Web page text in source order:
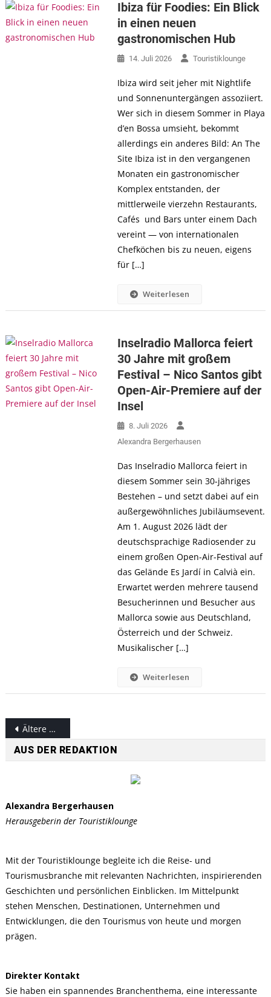
Ibiza für Foodies: Ein Blick
in einen neuen
gastronomischen Hub
14. Juli 2026 Touristiklounge
Ibiza wird seit jeher mit Nightlife
und Sonnenuntergängen assoziiert.
Wer sich in diesem Sommer in Playa
d’en Bossa umsieht, bekommt
allerdings ein anderes Bild: An The
Site Ibiza ist in den vergangenen
Monaten ein gastronomischer
Komplex entstanden, der
mittlerweile vierzehn Restaurants,
Cafés und Bars unter einem Dach
vereint — von internationalen
Chefköchen bis zu neuen, eigens
für […]
Weiterlesen
Inselradio Mallorca feiert
30 Jahre mit großem
Festival – Nico Santos gibt
Open-Air-Premiere auf der
Insel
8. Juli 2026
Alexandra Bergerhausen
Das Inselradio Mallorca feiert in
diesem Sommer sein 30-jähriges
Bestehen – und setzt dabei auf ein
außergewöhnliches Jubiläumsevent.
Am 1. August 2026 lädt der
deutschsprachige Radiosender zu
einem großen Open-Air-Festival auf
das Gelände Es Jardí in Calvià ein.
Erwartet werden mehrere tausend
Besucherinnen und Besucher aus
Mallorca sowie aus Deutschland,
Österreich und der Schweiz.
Musikalischer […]
Weiterlesen
Beitragsnavigation
Ältere Beiträge
AUS DER REDAKTION
Alexandra Bergerhausen
Herausgeberin der Touristiklounge
Mit der Touristiklounge begleite ich die Reise- und
Tourismusbranche mit relevanten Nachrichten, inspirierenden
Geschichten und persönlichen Einblicken. Im Mittelpunkt
stehen Menschen, Destinationen, Unternehmen und
Entwicklungen, die den Tourismus von heute und morgen
prägen.
Direkter Kontakt
Sie haben ein spannendes Branchenthema, eine interessante